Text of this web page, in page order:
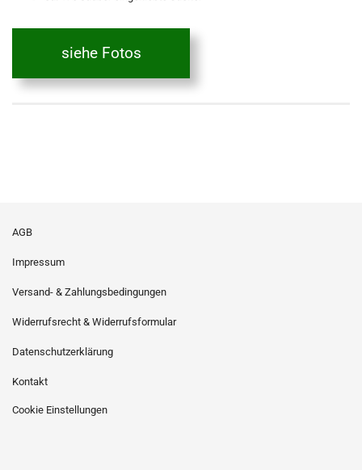
siehe Fotos
AGB
Impressum
Versand- & Zahlungsbedingungen
Widerrufsrecht & Widerrufsformular
Datenschutzerklärung
Kontakt
Cookie Einstellungen